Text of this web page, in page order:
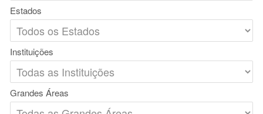
Estados
Instituições
Grandes Áreas